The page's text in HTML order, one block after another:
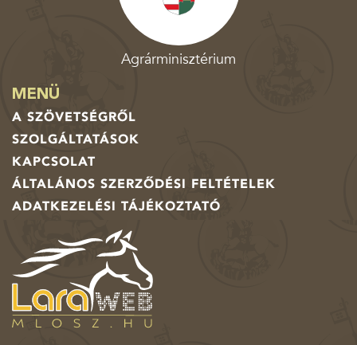
Agrárminisztérium
MENÜ
A SZÖVETSÉGRŐL
SZOLGÁLTATÁSOK
KAPCSOLAT
ÁLTALÁNOS SZERZŐDÉSI FELTÉTELEK
ADATKEZELÉSI TÁJÉKOZTATÓ